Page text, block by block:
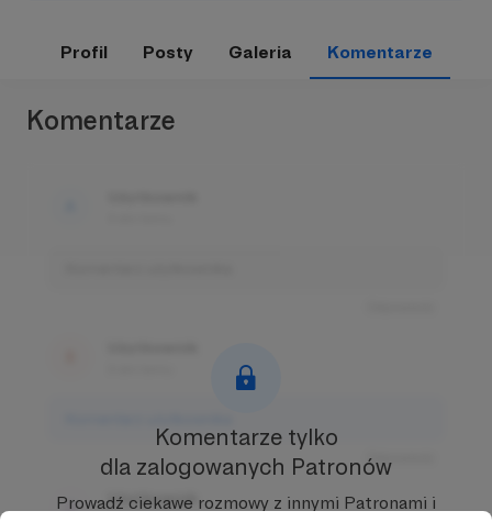
Profil Posty Galeria Komentarze
Komentarze
Odpowiedz
Użytkownik
Komentarze tylko
dla zalogowanych Patronów
Prowadź ciekawe rozmowy z innymi Patronami i